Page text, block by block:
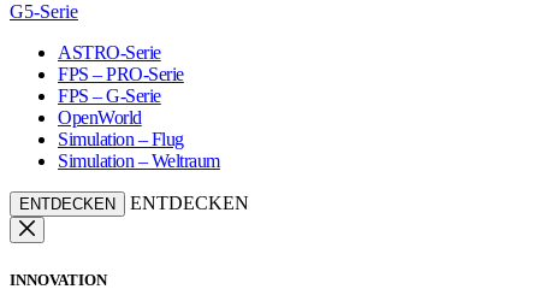
G5-Serie
ASTRO-Serie
FPS – PRO-Serie
FPS – G-Serie
OpenWorld
Simulation – Flug
Simulation – Weltraum
ENTDECKEN ENTDECKEN
INNOVATION